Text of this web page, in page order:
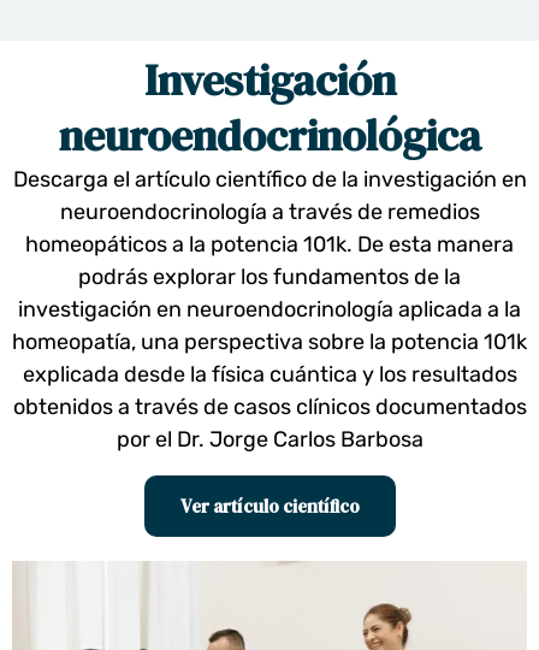
Investigación
neuroendocrinológica
Descarga el artículo científico de la investigación en
neuroendocrinología a través de remedios
homeopáticos a la potencia 101k. De esta manera
podrás explorar los fundamentos de la
investigación en neuroendocrinología aplicada a la
homeopatía, una perspectiva sobre la potencia 101k
explicada desde la física cuántica y los resultados
obtenidos a través de casos clínicos documentados
por el Dr. Jorge Carlos Barbosa
Ver artículo científico